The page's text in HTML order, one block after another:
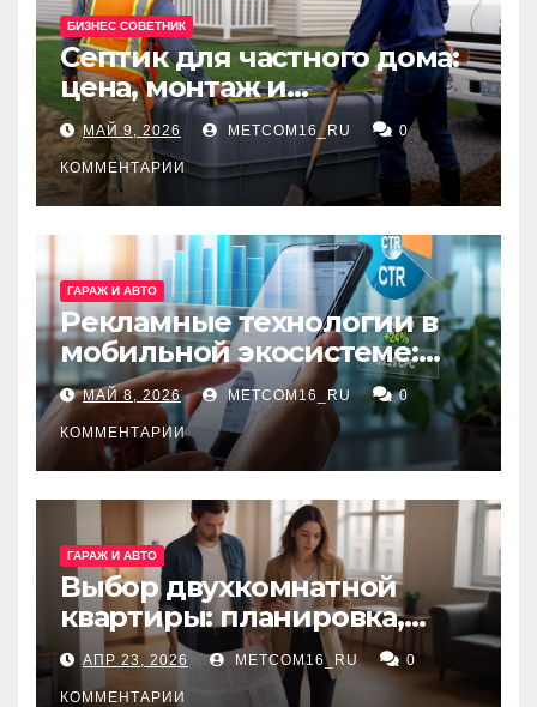
БИЗНЕС СОВЕТНИК
Септик для частного дома:
цена, монтаж и
организация автономной
канализации
МАЙ 9, 2026 METCOM16_RU 0
КОММЕНТАРИИ
ГАРАЖ И АВТО
Рекламные технологии в
мобильной экосистеме:
ключевые сервисы и
принципы работы
МАЙ 8, 2026 METCOM16_RU 0
КОММЕНТАРИИ
ГАРАЖ И АВТО
Выбор двухкомнатной
квартиры: планировка,
состояние жилья и
проверка документов
АПР 23, 2026 METCOM16_RU 0
КОММЕНТАРИИ